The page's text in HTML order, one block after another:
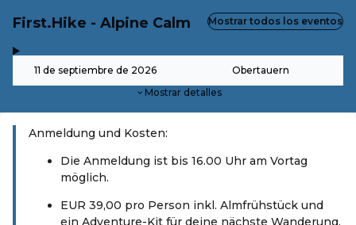
First.Hike - Alpine Calm
11 de septiembre de 2026 Obertauern
Mostrar detalles
Mostrar todos los eventos
Anmeldung und Kosten:
Die Anmeldung ist bis 16.00 Uhr am Vortag
möglich.
EUR 39,00 pro Person inkl. Almfrühstück und
ein Adventure-Kit für deine nächste Wanderung.